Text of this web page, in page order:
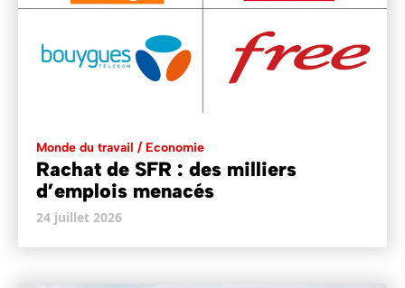
Monde du travail / Economie
Rachat de SFR : des milliers
d’emplois menacés
24 juillet 2026